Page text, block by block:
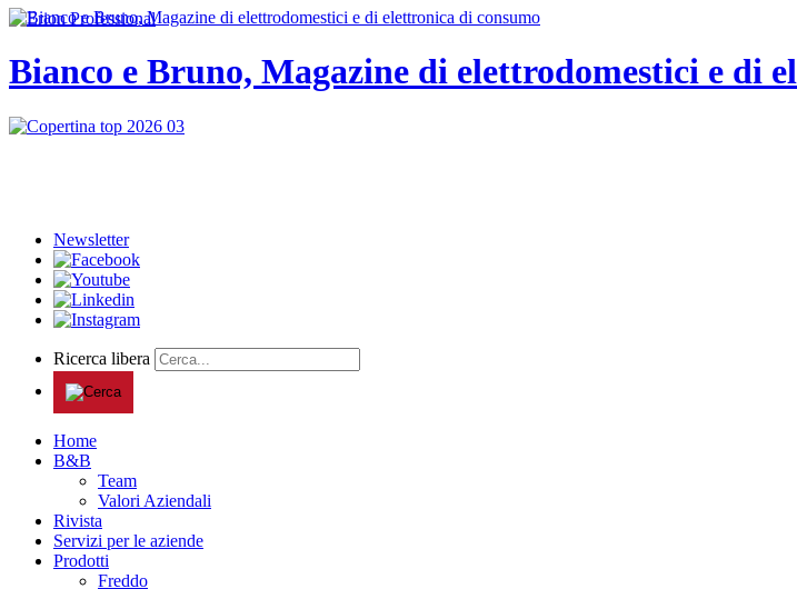
Bianco e Bruno, Magazine di elettrodomestici e di
Newsletter
Ricerca libera
Home
B&B
Team
Valori Aziendali
Rivista
Servizi per le aziende
Prodotti
Freddo